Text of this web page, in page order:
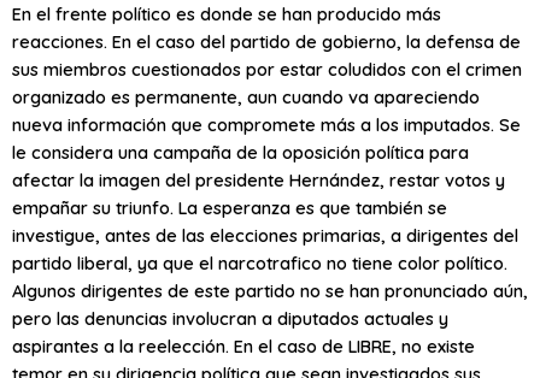
En el frente político es donde se han producido más
reacciones. En el caso del partido de gobierno, la defensa de
sus miembros cuestionados por estar coludidos con el crimen
organizado es permanente, aun cuando va apareciendo
nueva información que compromete más a los imputados. Se
le considera una campaña de la oposición política para
afectar la imagen del presidente Hernández, restar votos y
empañar su triunfo. La esperanza es que también se
investigue, antes de las elecciones primarias, a dirigentes del
partido liberal, ya que el narcotrafico no tiene color político.
Algunos dirigentes de este partido no se han pronunciado aún,
pero las denuncias involucran a diputados actuales y
aspirantes a la reelección. En el caso de LIBRE, no existe
temor en su dirigencia política que sean investigados sus